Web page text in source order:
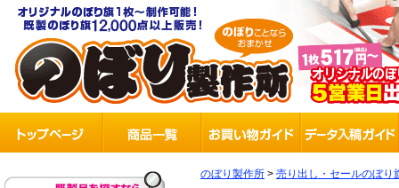
のぼり製作所 > 売り出し・セールのぼり